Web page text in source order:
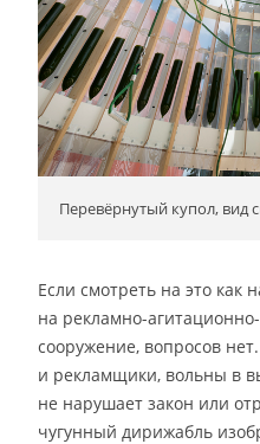
Перевёрнутый купол, вид
Если смотреть на это как
на рекламно-
сооружение, вопросов
и рекламщики, вольны в
не нарушает закон или
чугунный дирижабль